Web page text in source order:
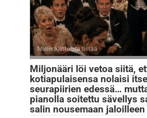
Mielenkiintoista tietää
Miljonääri löi vetoa siitä,
kotiapulaisensa nolaisi
seurapiirien edessä…
pianolla soitettu sävellys
salin nousemaan jaloilleen